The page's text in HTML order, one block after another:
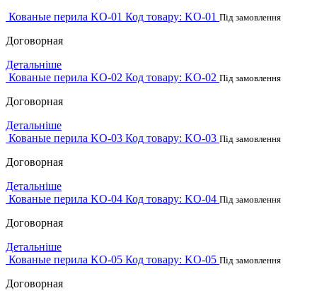
Кованые перила KO-01 Код товару: KO-01 Під замовлення
Договорная
Детальніше
Кованые перила KO-02 Код товару: KO-02 Під замовлення
Договорная
Детальніше
Кованые перила KO-03 Код товару: KO-03 Під замовлення
Договорная
Детальніше
Кованые перила KO-04 Код товару: KO-04 Під замовлення
Договорная
Детальніше
Кованые перила KO-05 Код товару: KO-05 Під замовлення
Договорная